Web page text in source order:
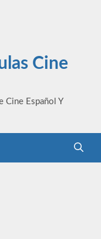
Cine
Cine Español Y